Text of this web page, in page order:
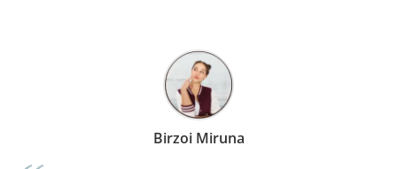
Birzoi Miruna